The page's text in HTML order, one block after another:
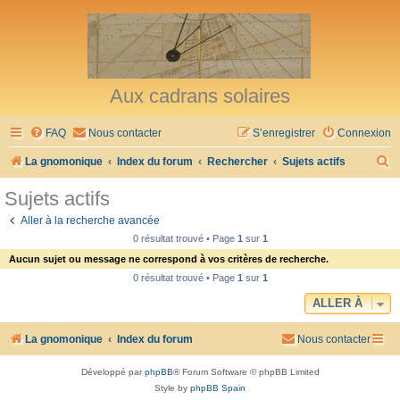
Aux cadrans solaires
FAQ Nous contacter Connexion
S’enregistrer
La gnomonique Index du forum Rechercher Sujets actifs
h
Sujets actifs
Aller à la recherche avancée
0 résultat trouvé • Page 1sur 1
Aucun sujet ou message ne correspond à vos critères de recherche.
0 résultat trouvé • Page 1sur 1
ALLER À
La gnomonique Index du forum Nous contacter
Développé parphpBB® Forum Software © phpBB Limited
Style by phpBB Spain